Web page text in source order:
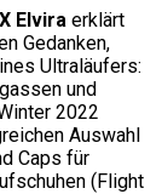
Elvira erklärt
Gedanken,
Ultraläufers:
und
2022
Auswahl
Caps für
(Flight